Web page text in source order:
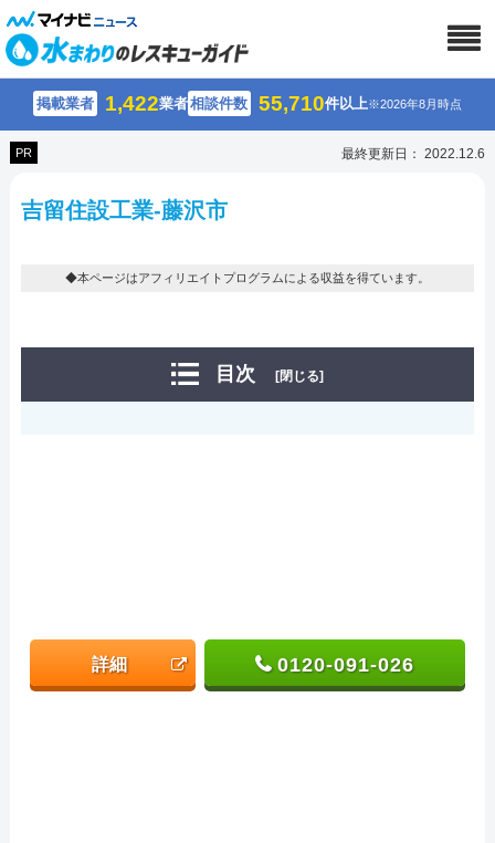
掲載業者 1,422業者相談件数 55,710件以上※2026年8月時点
PR 最終更新日： 2022.12.6
吉留住設工業-藤沢市
◆本ページはアフィリエイトプログラムによる収益を得ています。
目次 [閉じる]
詳細 0120-091-026